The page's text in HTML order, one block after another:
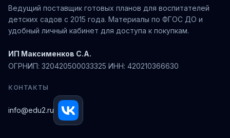
Ведущий поставщик готовых планов для воспитателей
детских садов с 2015 года. Материалы по ФГОС ДО и
удобный личный кабинет для доступа к покупкам.
ИП Максименков С.А.
ОГРНИП: 320420500033325 ИНН: 420210366630
КОНТАКТЫ
info@edu2.ru